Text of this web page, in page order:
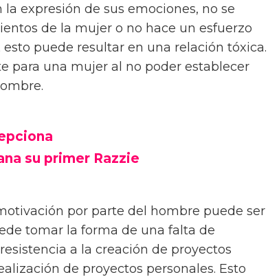
expresión de sus emociones, no se
de la mujer o no hace un esfuerzo
puede resultar en una relación tóxica.
para una mujer al no poder establecer
su primer Razzie
por parte del hombre puede ser
tomar la forma de una falta de
a la creación de proyectos
de proyectos personales. Esto